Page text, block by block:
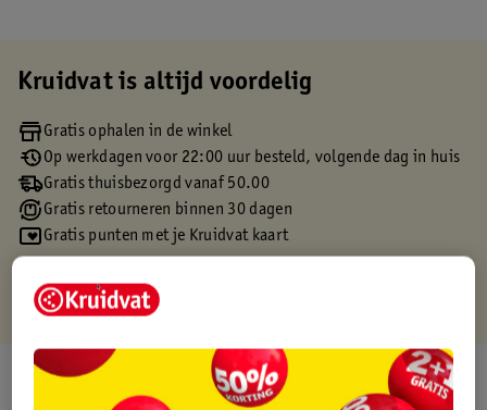
Kruidvat is altijd voordelig
Gratis ophalen in de winkel
Op werkdagen voor 22:00 uur besteld, volgende dag in huis
Gratis thuisbezorgd vanaf 50.00
Gratis retourneren binnen 30 dagen
Gratis punten met je Kruidvat kaart
Over dit product